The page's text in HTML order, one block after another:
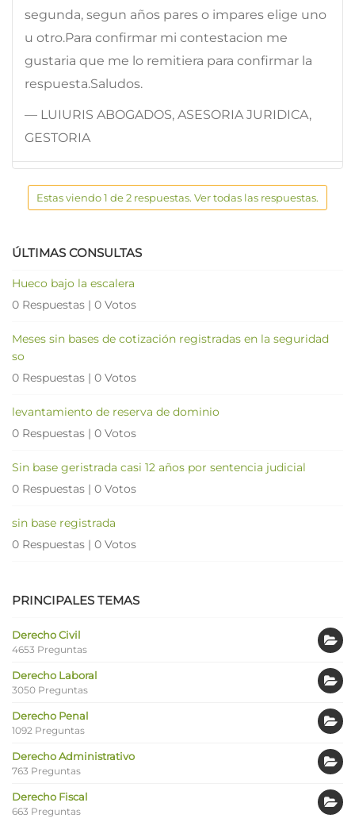
segunda, segun años pares o impares elige uno
u otro.Para confirmar mi contestacion me
gustaria que me lo remitiera para confirmar la
respuesta.Saludos.
— LUIURIS ABOGADOS, ASESORIA JURIDICA,
GESTORIA
Estas viendo 1 de 2 respuestas. Ver todas las respuestas.
ÚLTIMAS CONSULTAS
Hueco bajo la escalera
0 Respuestas | 0 Votos
Meses sin bases de cotización registradas en la seguridad
so
0 Respuestas | 0 Votos
levantamiento de reserva de dominio
0 Respuestas | 0 Votos
Sin base geristrada casi 12 años por sentencia judicial
0 Respuestas | 0 Votos
sin base registrada
0 Respuestas | 0 Votos
PRINCIPALES TEMAS
Derecho Civil
4653 Preguntas
Derecho Laboral
3050 Preguntas
Derecho Penal
1092 Preguntas
Derecho Administrativo
763 Preguntas
Derecho Fiscal
663 Preguntas